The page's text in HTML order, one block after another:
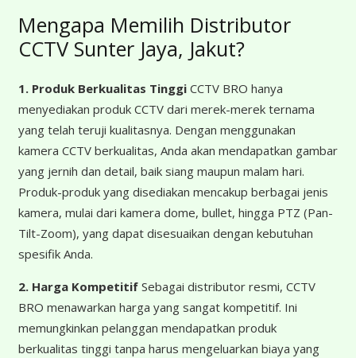
Mengapa Memilih Distributor
CCTV Sunter Jaya, Jakut?
1. Produk Berkualitas TinggiCCTV BRO hanya
menyediakan produk CCTV dari merek-merek ternama
yang telah teruji kualitasnya. Dengan menggunakan
kamera CCTV berkualitas, Anda akan mendapatkan gambar
yang jernih dan detail, baik siang maupun malam hari.
Produk-produk yang disediakan mencakup berbagai jenis
kamera, mulai dari kamera dome, bullet, hingga PTZ (Pan-
Tilt-Zoom), yang dapat disesuaikan dengan kebutuhan
spesifik Anda.
2. Harga KompetitifSebagai distributor resmi, CCTV
BRO menawarkan harga yang sangat kompetitif. Ini
memungkinkan pelanggan mendapatkan produk
berkualitas tinggi tanpa harus mengeluarkan biaya yang